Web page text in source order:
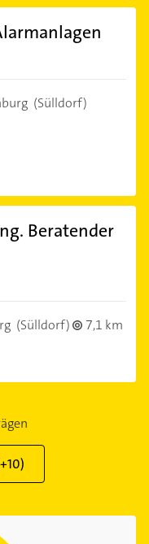
(Sülldorf)
Beratender
(Sülldorf)
7,1 km
10)